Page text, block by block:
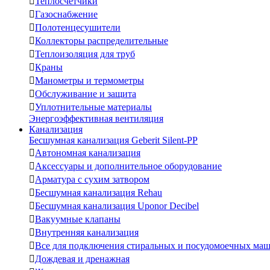
Газоснабжение
Полотенцесушители
Коллекторы распределительные
Теплоизоляция для труб
Краны
Манометры и термометры
Обслуживание и защита
Уплотнительные материалы
Энергоэффективная вентиляция
Канализация
Бесшумная канализация Geberit Silent-PP
Автономная канализация
Аксессуары и дополнительное оборудование
Арматура с сухим затвором
Бесшумная канализация Rehau
Бесшумная канализация Uponor Decibel
Вакуумные клапаны
Внутренняя канализация
Все для подключения стиральных и посудомоечных
Дождевая и дренажная